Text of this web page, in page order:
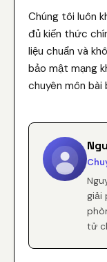
Chúng tôi luôn
đủ kiến thức
liệu chuẩn và
bảo mật mạng
chuyên môn bài
giải
tử